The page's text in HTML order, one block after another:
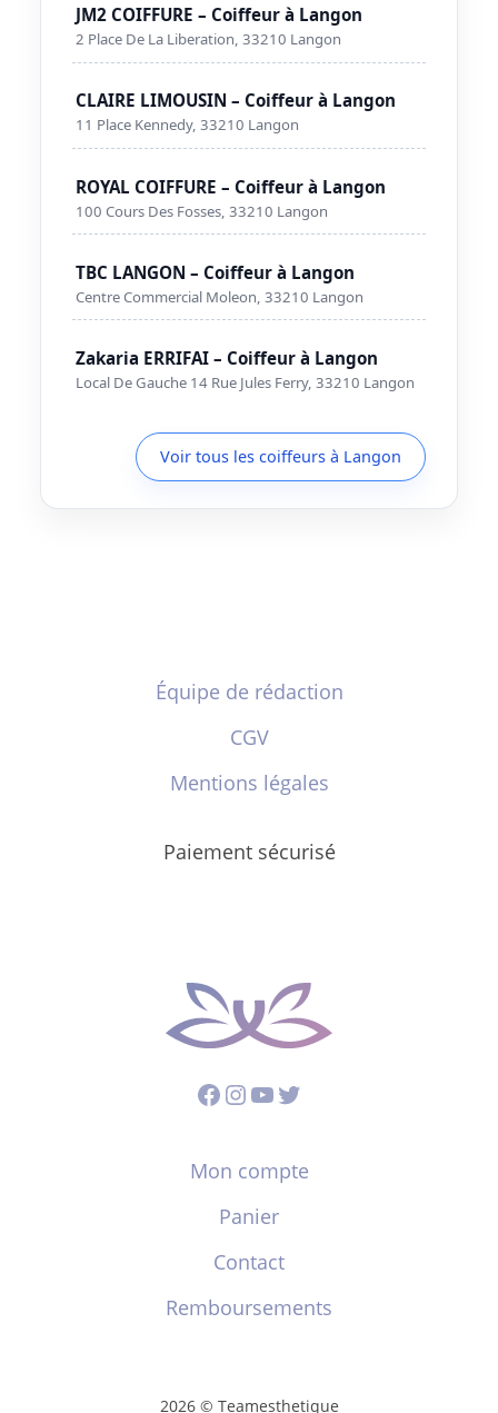
JM2 COIFFURE – Coiffeur à Langon
2 Place De La Liberation, 33210 Langon
CLAIRE LIMOUSIN – Coiffeur à Langon
11 Place Kennedy, 33210 Langon
ROYAL COIFFURE – Coiffeur à Langon
100 Cours Des Fosses, 33210 Langon
TBC LANGON – Coiffeur à Langon
Centre Commercial Moleon, 33210 Langon
Zakaria ERRIFAI – Coiffeur à Langon
Local De Gauche 14 Rue Jules Ferry, 33210 Langon
Voir tous les coiffeurs à Langon
Équipe de rédaction
CGV
Mentions légales
Paiement sécurisé
Facebook
Instagram
YouTube
Twitter
Mon compte
Panier
Contact
Remboursements
2026 © Teamesthetique